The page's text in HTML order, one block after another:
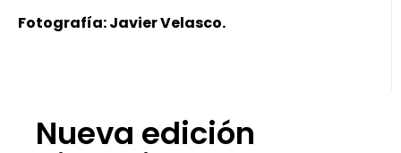
Fotografía: Javier Velasco.
Nueva edición